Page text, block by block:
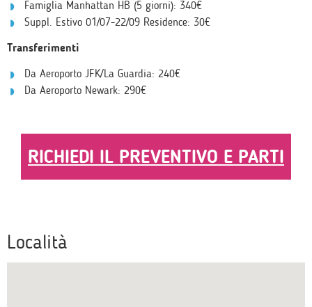
Famiglia Manhattan HB (5 giorni): 340€
Suppl. Estivo 01/07-22/09 Residence: 30€
Transferimenti
Da Aeroporto JFK/La Guardia: 240€
Da Aeroporto Newark: 290€
RICHIEDI IL PREVENTIVO E PARTI
Località